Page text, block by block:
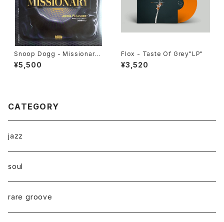
Snoop Dogg - Missionary
"LP"
¥5,500
Flox - Taste Of Grey"LP"
¥3,520
CATEGORY
jazz
soul
rare groove